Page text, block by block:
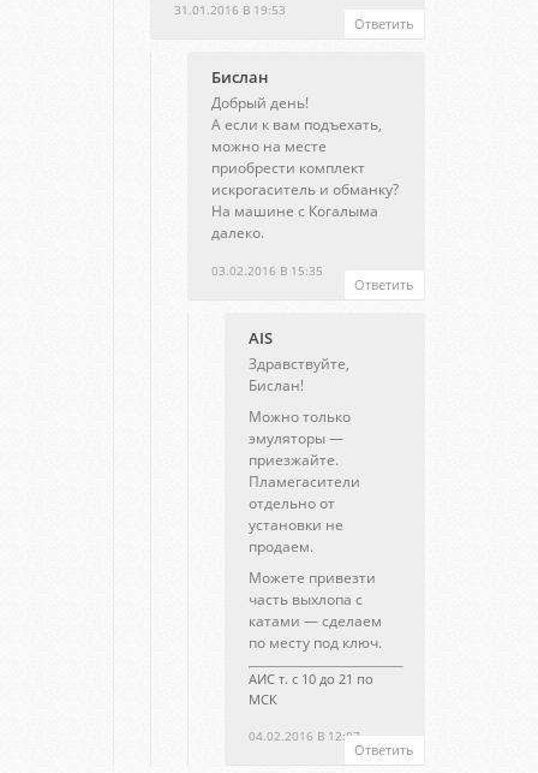
31.01.2016 В 19:53
Ответить
Бислан
03.02.2016 В 15:35
Добрый день!
А если к вам подъехать,
можно на месте
приобрести комплект
искрогаситель и обманку?
На машине с Когалыма
далеко.
Ответить
AIS
04.02.2016 В 12:07
Здравствуйте,
Бислан!
Можно только
эмуляторы —
приезжайте.
Пламегасители
отдельно от
установки не
продаем.
Можете привезти
часть выхлопа с
катами — сделаем
по месту под ключ.
АИС т. с 10 до 21 по
МСК
Ответить